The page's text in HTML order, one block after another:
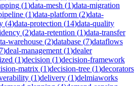
(1)data-mesh (1)data-migration
(1)data-platform (2)data-
(4)data-protection (14)data-quality
(2)data-retention (1)data-transfer
warehouse (2)database (7)dataflows
7)deal-management (1)dealer
(1)decision (1)decision-framework
matrix (1)decision-tree (1)decorators
(1)delivery (1)delmiaworks